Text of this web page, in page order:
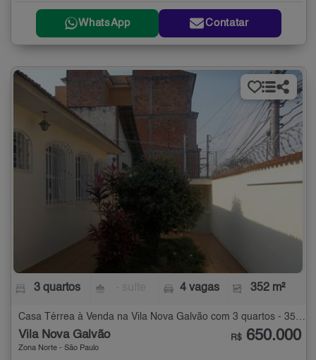
WhatsApp Contatar
3 quartos 4 vagas 352 m²
Vila Nova Galvão
Zona Norte - São Paulo
R$ 650.000